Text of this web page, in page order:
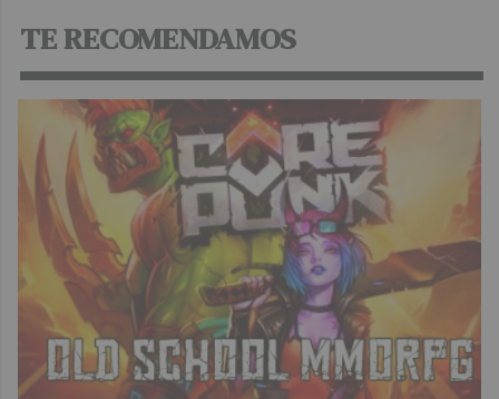
TE RECOMENDAMOS